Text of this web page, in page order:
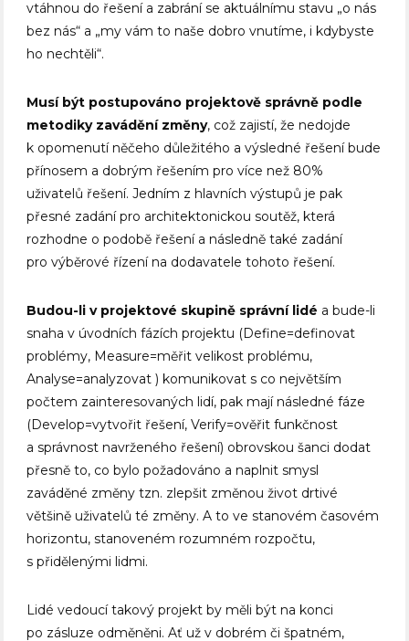
vtáhnou do řešení a zabrání se aktuálnímu stavu „o nás
bez nás“ a „my vám to naše dobro vnutíme, i kdybyste
ho nechtěli“.
Musí být postupováno projektově správně podle
metodiky zavádění změny, což zajistí, že nedojde
k opomenutí něčeho důležitého a výsledné řešení bude
přínosem a dobrým řešením pro více než 80%
uživatelů řešení. Jedním z hlavních výstupů je pak
přesné zadání pro architektonickou soutěž, která
rozhodne o podobě řešení a následně také zadání
pro výběrové řízení na dodavatele tohoto řešení.
Budou-li v projektové skupině správní lidé a bude-li
snaha v úvodních fázích projektu (Define=definovat
problémy, Measure=měřit velikost problému,
Analyse=analyzovat ) komunikovat s co největším
počtem zainteresovaných lidí, pak mají následné fáze
(Develop=vytvořit řešení, Verify=ověřit funkčnost
a správnost navrženého řešení) obrovskou šanci dodat
přesně to, co bylo požadováno a naplnit smysl
zaváděné změny tzn. zlepšit změnou život drtivé
většině uživatelů té změny. A to ve stanovém časovém
horizontu, stanoveném rozumném rozpočtu,
s přidělenými lidmi.
Lidé vedoucí takový projekt by měli být na konci
po zásluze odměněni. Ať už v dobrém či špatném,